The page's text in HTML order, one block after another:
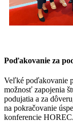
Poďakovanie za
Veľké poďakovanie
možnosť zapojenia
podujatia a za
na pokračovanie
konferencie